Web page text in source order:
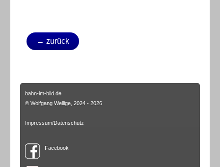
← zurück
bahn-im-bild.de
© Wolfgang Wellige, 2024 - 2026
Impressum/Datenschutz
Facebook